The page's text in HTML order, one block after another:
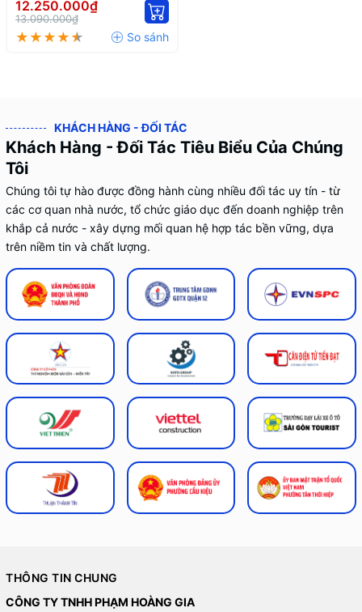
12.250.000₫
13.090.000₫
KHÁCH HÀNG - ĐỐI TÁC
Khách Hàng - Đối Tác Tiêu Biểu Của Chúng
Tôi
Chúng tôi tự hào được đồng hành cùng nhiều đối tác uy tín - từ
các cơ quan nhà nước, tổ chức giáo dục đến doanh nghiệp trên
khắp cả nước - xây dựng mối quan hệ hợp tác bền vững, dựa
trên niềm tin và chất lượng.
THÔNG TIN CHUNG
CÔNG TY TNHH PHẠM HOÀNG GIA